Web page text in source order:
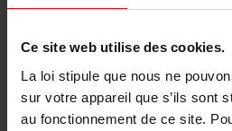
Ce site web utilise des cookies.
La loi stipule que nous ne
sur votre appareil que s’ils sont
au fonctionnement de ce site.
Livraison gratuite à partir de
Retour gratuit dans votre